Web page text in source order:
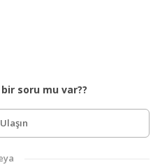
bir soru mu var??